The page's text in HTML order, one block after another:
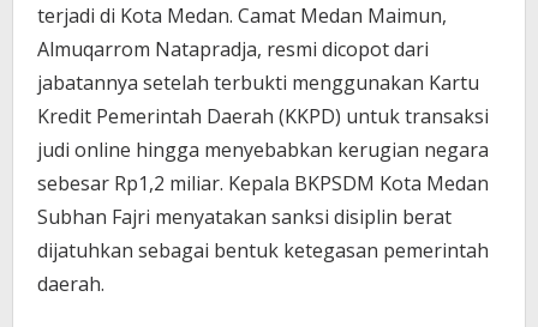
terjadi di Kota Medan. Camat Medan Maimun,
Almuqarrom Natapradja, resmi dicopot dari
jabatannya setelah terbukti menggunakan Kartu
Kredit Pemerintah Daerah (KKPD) untuk transaksi
judi online hingga menyebabkan kerugian negara
sebesar Rp1,2 miliar. Kepala BKPSDM Kota Medan
Subhan Fajri menyatakan sanksi disiplin berat
dijatuhkan sebagai bentuk ketegasan pemerintah
daerah.